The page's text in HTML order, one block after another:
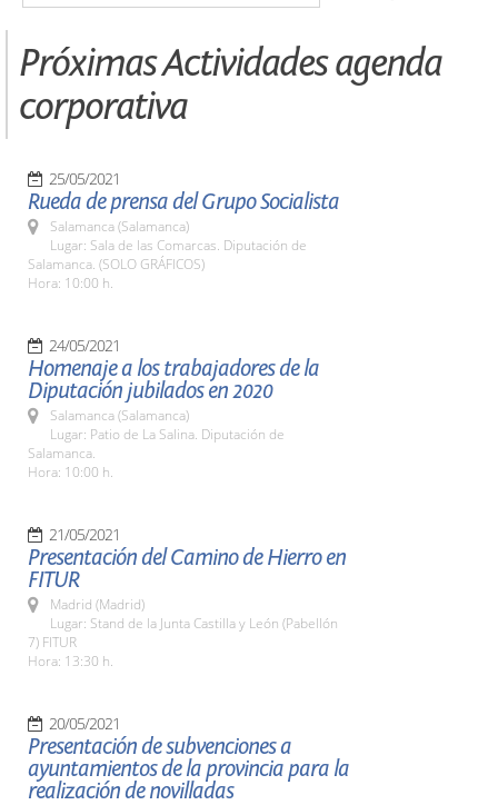
Próximas Actividades agenda
corporativa
25/05/2021
Rueda de prensa del Grupo Socialista
Salamanca (Salamanca)
Lugar: Sala de las Comarcas. Diputación de
Salamanca. (SOLO GRÁFICOS)
Hora: 10:00 h.
24/05/2021
Homenaje a los trabajadores de la
Diputación jubilados en 2020
Salamanca (Salamanca)
Lugar: Patio de La Salina. Diputación de
Salamanca.
Hora: 10:00 h.
21/05/2021
Presentación del Camino de Hierro en
FITUR
Madrid (Madrid)
Lugar: Stand de la Junta Castilla y León (Pabellón
7) FITUR
Hora: 13:30 h.
20/05/2021
Presentación de subvenciones a
ayuntamientos de la provincia para la
realización de novilladas